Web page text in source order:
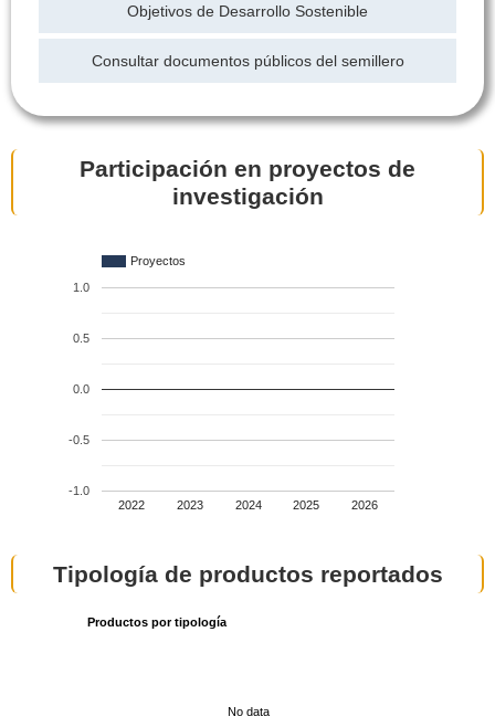
Objetivos de Desarrollo Sostenible
Consultar documentos públicos del semillero
Participación en proyectos de
investigación
Proyectos
2022 2023 2024 2025 2026
-1.0
-0.5
0.0
0.5
1.0
Tipología de productos reportados
Productos por tipología
No data